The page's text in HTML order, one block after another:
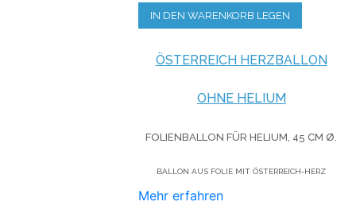
IN DEN WARENKORB LEGEN
ÖSTERREICH HERZBALLON
OHNE HELIUM
FOLIENBALLON FÜR HELIUM, 45 CM Ø.
BALLON AUS FOLIE MIT ÖSTERREICH-HERZ
Mehr erfahren